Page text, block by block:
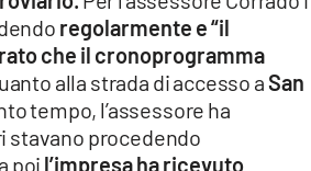
regolarmente e “il
che il cronoprogramma
alla strada di accesso aSan
tempo, l’assessore ha
stavano procedendo
poi l’impresa ha ricevuto